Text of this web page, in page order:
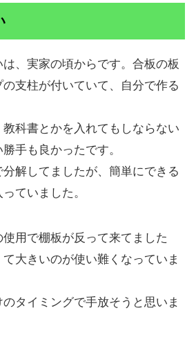
、実家の頃からです。合板の板
支柱が付いていて、自分で作る
科書とかを入れてもしならない
手も良かったです。
解してましたが、簡単にできる
ていました。
用で棚板が反って来てました
大きいのが使い難くなっていま
タイミングで手放そうと思いま